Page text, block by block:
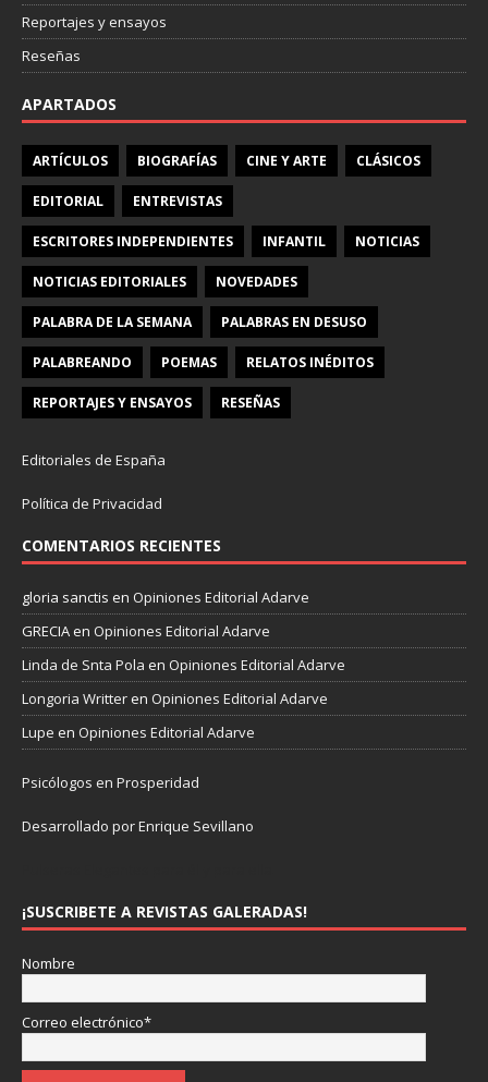
Reportajes y ensayos
Reseñas
APARTADOS
ARTÍCULOS BIOGRAFÍAS CINE Y ARTE CLÁSICOS
EDITORIAL ENTREVISTAS
ESCRITORES INDEPENDIENTES INFANTIL NOTICIAS
NOTICIAS EDITORIALES NOVEDADES
PALABRA DE LA SEMANA PALABRAS EN DESUSO
PALABREANDO POEMAS RELATOS INÉDITOS
REPORTAJES Y ENSAYOS RESEÑAS
Editoriales de España
Política de Privacidad
COMENTARIOS RECIENTES
gloria sanctis en Opiniones Editorial Adarve
GRECIAen Opiniones Editorial Adarve
Linda de Snta Pola en Opiniones Editorial Adarve
Longoria Writteren Opiniones Editorial Adarve
Lupe en Opiniones Editorial Adarve
Psicólogos en Prosperidad
Desarrollado por Enrique Sevillano
¡SUSCRIBETE A REVISTAS GALERADAS!
Nombre
Correo electrónico*